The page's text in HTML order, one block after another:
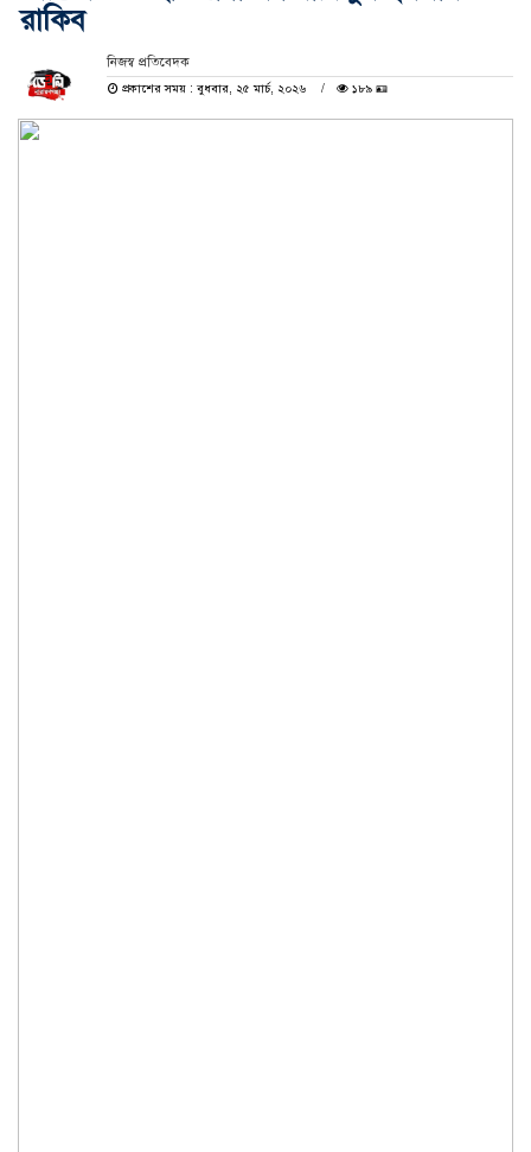
রাকিব
নিজস্ব প্রতিবেদক
প্রকাশের সময় : বুধবার, ২৫ মার্চ, ২০২৬
১৮৯ 🪪